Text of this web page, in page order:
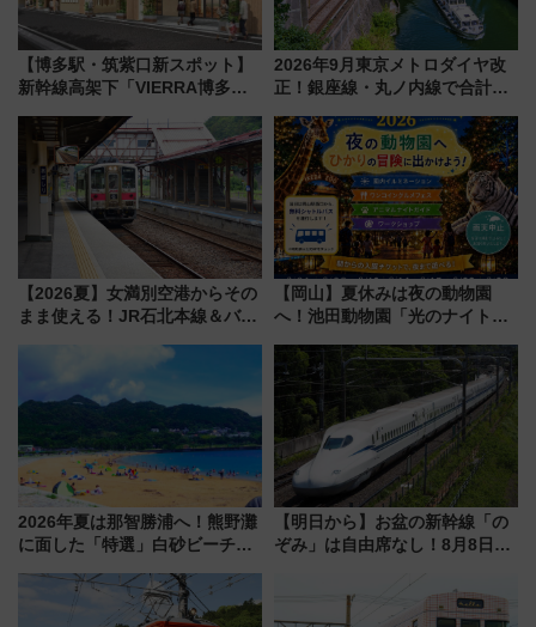
【博多駅・筑紫口新スポット】
新幹線高架下「VIERRA博多テ
など注目の全6店舗 「博多活憩
通り」も一新
2026年9月東京メトロダイヤ改
正！銀座線・丸ノ内線で合計
待
【2026夏】女満別空港からその
まま使える！JR石北本線＆バス
ーパス」でおトクに道東観光
（8/3発売）
【岡山】夏休みは夜の動物園
へ！池田動物園「光のナイトズ
2026年夏は那智勝浦へ！熊野灘
に面した「特選」白砂ビーチは
会」は8月11日開催！
【明日から】お盆の新幹線「の
ぞみ」は自由席なし！8月8日午
せば空きが見つかることも 混
雑避ける「空席」探しのコツ